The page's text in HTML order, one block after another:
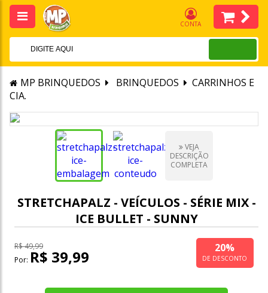
CONTA
MP BRINQUEDOS BRINQUEDOS
CARRINHOS E
CIA.
VEJA
DESCRIÇÃO
COMPLETA
STRETCHAPALZ - VEÍCULOS - SÉRIE MIX -
ICE BULLET - SUNNY
R$ 49,99
Por: R$ 39,99 20%
DE DESCONTO